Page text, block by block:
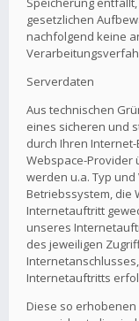
gesetzlichen
nachfolgend keine
Serverdaten
Aus technischen
eines sicheren und
durch Ihren
Webspace-Provider
werden u.a. Typ
Betriebssystem, die
Internetauftritt
unseres
des jeweiligen
Internetauftritts
Diese so